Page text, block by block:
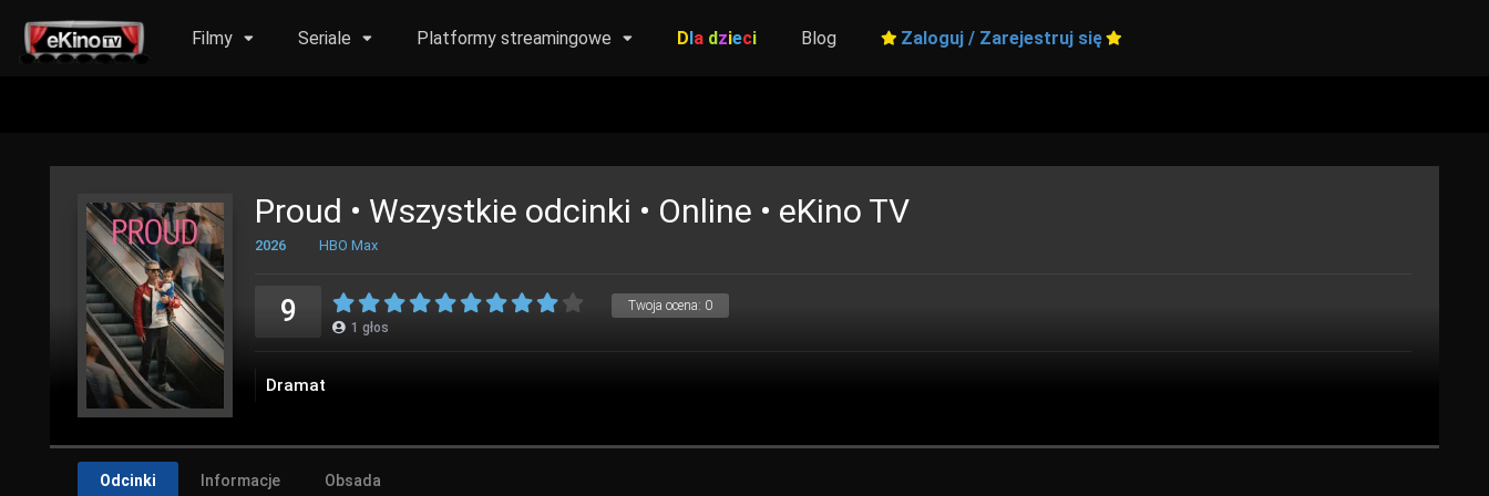
Filmy Seriale Platformy streamingowe Dla dzieci Blog Zaloguj / Zarejestruj się
Proud • Wszystkie odcinki • Online • eKino TV
2026 HBO Max
Twoja ocena: 0
9 1 głos
Dramat
Odcinki Informacje Obsada